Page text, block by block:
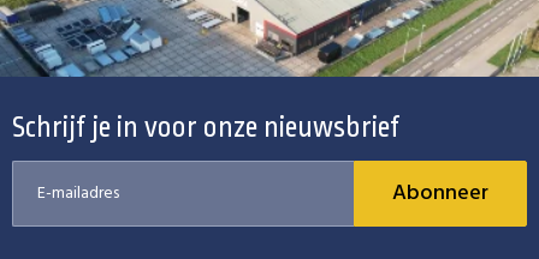
Schrijf je in voor onze nieuwsbrief
Abonneer